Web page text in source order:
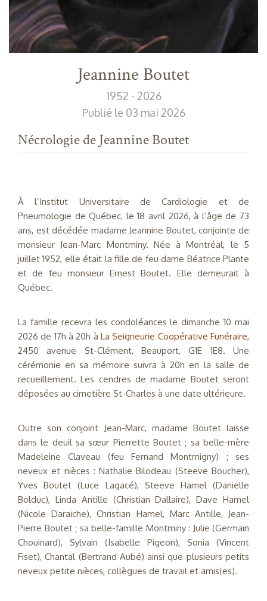
Jeannine Boutet
1952 - 2026
Publié le 03 mai 2026
Nécrologie de Jeannine Boutet
À l’Institut Universitaire de Cardiologie et de
Pneumologie de Québec, le 18 avril 2026, à l’âge de 73
ans, est décédée madame Jeannine Boutet, conjointe de
monsieur Jean-Marc Montminy. Née à Montréal, le 5
juillet 1952, elle était la fille de feu dame Béatrice Plante
et de feu monsieur Ernest Boutet. Elle demeurait à
Québec.
La famille recevra les condoléances le dimanche 10 mai
2026 de 17h à 20h à La Seigneurie Coopérative Funéraire,
2450 avenue St-Clément, Beauport, G1E 1E8. Une
cérémonie en sa mémoire suivra à 20h en la salle de
recueillement. Les cendres de madame Boutet seront
déposées au cimetière St-Charles à une date ultérieure.
Outre son conjoint Jean-Marc, madame Boutet laisse
dans le deuil sa sœur Pierrette Boutet ; sa belle-mère
Madeleine Claveau (feu Fernand Montmigny) ; ses
neveux et nièces : Nathalie Bilodeau (Steeve Boucher),
Yves Boutet (Luce Lagacé), Steeve Hamel (Danielle
Bolduc), Linda Antille (Christian Dallaire), Dave Hamel
(Nicole Daraiche), Christian Hamel, Marc Antille, Jean-
Pierre Boutet ; sa belle-famille Montminy : Julie (Germain
Chouinard), Sylvain (Isabelle Pigeon), Sonia (Vincent
Fiset), Chantal (Bertrand Aubé) ainsi que plusieurs petits
neveux petite nièces, collègues de travail et amis(es).